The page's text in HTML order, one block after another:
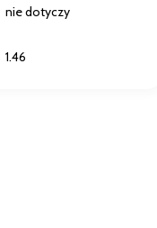
nie dotyczy
1.46